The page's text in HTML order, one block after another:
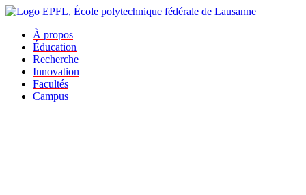
À propos
Éducation
Recherche
Innovation
Facultés
Campus